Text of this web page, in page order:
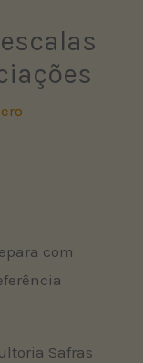
com
Safras